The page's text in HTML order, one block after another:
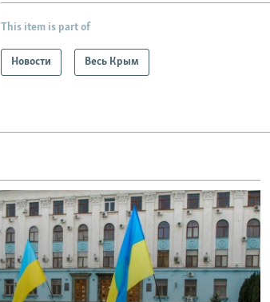
This item is part of
Новости Весь Крым